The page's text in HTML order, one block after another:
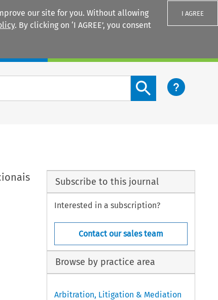
our site for you. Without allowing
. By clicking on ‘I AGREE’, you consent
I AGREE
Search content button
Subscribe to this journal
Interested in a subscription?
Contact our sales team
Browse by practice area
Arbitration, Litigation & Mediation